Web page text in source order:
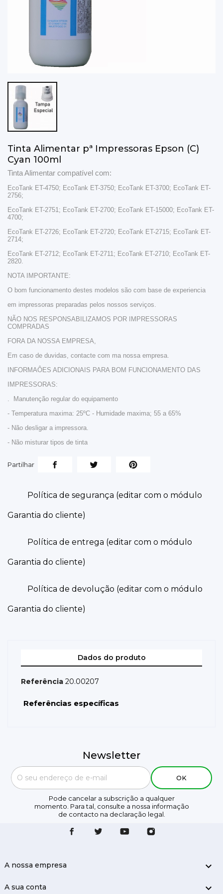
Tinta Alimentar pª Impressoras Epson (C)
Cyan 100ml
Tinta Alimentar compatível com:
EcoTank ET-4750; EcoTank ET-3750; EcoTank ET-3700; EcoTank ET-
2756;
EcoTank ET-2751; EcoTank ET-2700; EcoTank ET-15000; EcoTank ET-
4700;
EcoTank ET-2726; EcoTank ET-2720; EcoTank ET-2715; EcoTank ET-
2714;
EcoTank ET-2712; EcoTank ET-2711; EcoTank ET-2710; EcoTank ET-
2820.
NOTA IMPORTANTE:
O bom funcionamento destes modelos são com base de experiencia
em impressoras preparadas pelos nossos serviços.
NÃO NOS RESPONSABILIZAMOS POR IMPRESSORAS
COMPRADAS
FORA DA NOSSA EMPRESA,
Em caso de duvidas, contacte com ma nossa empresa.
INFORMAÔES ADICIONAIS PARA BOM FUNCIONAMENTO DAS
IMPRESSORAS:
. Manutenção regular do equipamento
- Temperatura maxima: 25ºC - Humidade maxima; 55 a 65%
- Não desligar a impressora.
- Não misturar tipos de tinta
Partilhar
Política de segurança (editar com o módulo
Garantia do cliente)
Política de entrega (editar com o módulo
Garantia do cliente)
Política de devolução (editar com o módulo
Garantia do cliente)
Dados do produto
Referência 20.00207
Referências específicas
Newsletter
Pode cancelar a subscrição a qualquer
momento. Para tal, consulte a nossa informação
de contacto na declaração legal.
A nossa empresa 
A sua conta 